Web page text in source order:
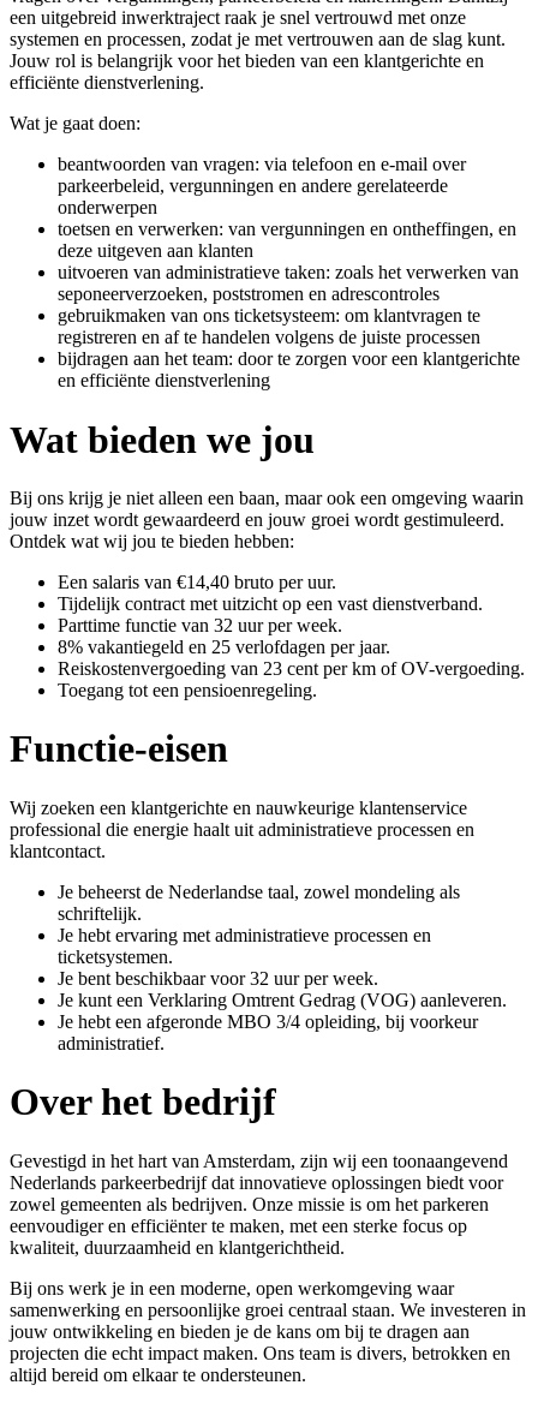
een uitgebreid inwerktraject raak je snel vertrouwd met onze
systemen en processen, zodat je met vertrouwen aan de slag kunt.
Jouw rol is belangrijk voor het bieden van een klantgerichte en
efficiënte dienstverlening.
Wat je gaat doen:
beantwoorden van vragen: via telefoon en e-mail over
parkeerbeleid, vergunningen en andere gerelateerde
onderwerpen
toetsen en verwerken: van vergunningen en ontheffingen, en
deze uitgeven aan klanten
uitvoeren van administratieve taken: zoals het verwerken van
seponeerverzoeken, poststromen en adrescontroles
gebruikmaken van ons ticketsysteem: om klantvragen te
registreren en af te handelen volgens de juiste processen
bijdragen aan het team: door te zorgen voor een klantgerichte
en efficiënte dienstverlening
Wat bieden we jou
Bij ons krijg je niet alleen een baan, maar ook een omgeving waarin
jouw inzet wordt gewaardeerd en jouw groei wordt gestimuleerd.
Ontdek wat wij jou te bieden hebben:
Een salaris van €14,40 bruto per uur.
Tijdelijk contract met uitzicht op een vast dienstverband.
Parttime functie van 32 uur per week.
8% vakantiegeld en 25 verlofdagen per jaar.
Reiskostenvergoeding van 23 cent per km of OV-vergoeding.
Toegang tot een pensioenregeling.
Functie-eisen
Wij zoeken een klantgerichte en nauwkeurige klantenservice
professional die energie haalt uit administratieve processen en
klantcontact.
Je beheerst de Nederlandse taal, zowel mondeling als
schriftelijk.
Je hebt ervaring met administratieve processen en
ticketsystemen.
Je bent beschikbaar voor 32 uur per week.
Je kunt een Verklaring Omtrent Gedrag (VOG) aanleveren.
Je hebt een afgeronde MBO 3/4 opleiding, bij voorkeur
administratief.
Over het bedrijf
Gevestigd in het hart van Amsterdam, zijn wij een toonaangevend
Nederlands parkeerbedrijf dat innovatieve oplossingen biedt voor
zowel gemeenten als bedrijven. Onze missie is om het parkeren
eenvoudiger en efficiënter te maken, met een sterke focus op
kwaliteit, duurzaamheid en klantgerichtheid.
Bij ons werk je in een moderne, open werkomgeving waar
samenwerking en persoonlijke groei centraal staan. We investeren in
jouw ontwikkeling en bieden je de kans om bij te dragen aan
projecten die echt impact maken. Ons team is divers, betrokken en
altijd bereid om elkaar te ondersteunen.